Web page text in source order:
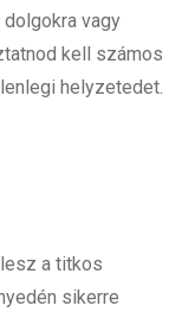
vagy
kell számos
helyzetedet.
a titkos
sikerre